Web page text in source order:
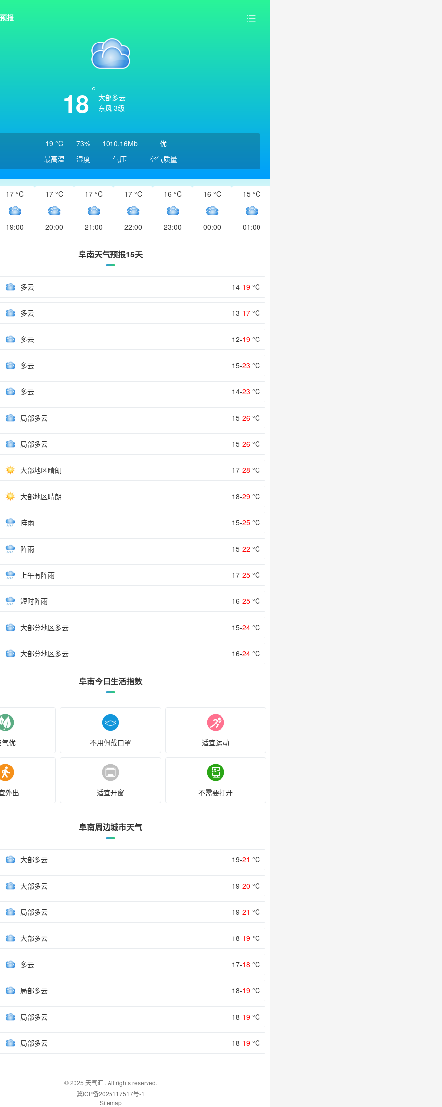
报
18
大部多云
东风 3级
19 °C
最高温
73%
湿度
1010.16Mb
气压
优
空气质量
17 °C
19:00
17 °C
20:00
17 °C
21:00
17 °C
22:00
16 °C
23:00
16 °C
00:00
15 °C
01:00
阜南天气预报15天
多云 14-19 °C
多云 13-17 °C
多云 12-19 °C
多云 15-23 °C
多云 14-23 °C
局部多云 15-26 °C
局部多云 15-26 °C
大部地区晴朗 17-28 °C
大部地区晴朗 18-29 °C
阵雨 15-25 °C
阵雨 15-22 °C
上午有阵雨 17-25 °C
短时阵雨 16-25 °C
大部分地区多云 15-24 °C
大部分地区多云 16-24 °C
阜南今日生活指数
气优 不用佩戴口罩 适宜运动
外出 适宜开窗 不需要打开
阜南周边城市天气
大部多云 19-21 °C
大部多云 19-20 °C
局部多云 19-21 °C
大部多云 18-19 °C
多云 17-18 °C
局部多云 18-19 °C
局部多云 18-19 °C
局部多云 18-19 °C
© 2025 天气汇. All rights reserved.
冀ICP备2025117517号-1
Sitemap